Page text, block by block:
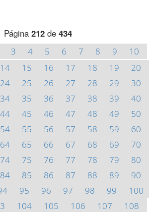
Página 212de 434
3 4 5 6 7 8 9
10
14 15 16 17 18 19
20
24 25 26 27 28 29
30
34 35 36 37 38 39
40
44 45 46 47 48 49
50
54 55 56 57 58 59
60
64 65 66 67 68 69
70
74 75 76 77 78 79
80
84 85 86 87 88 89
90
95 96 97 98 99
100
104 105 106 107
108